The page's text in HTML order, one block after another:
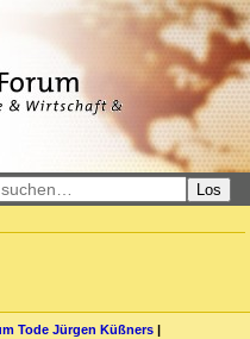
Los
Tode Jürgen Küßners |